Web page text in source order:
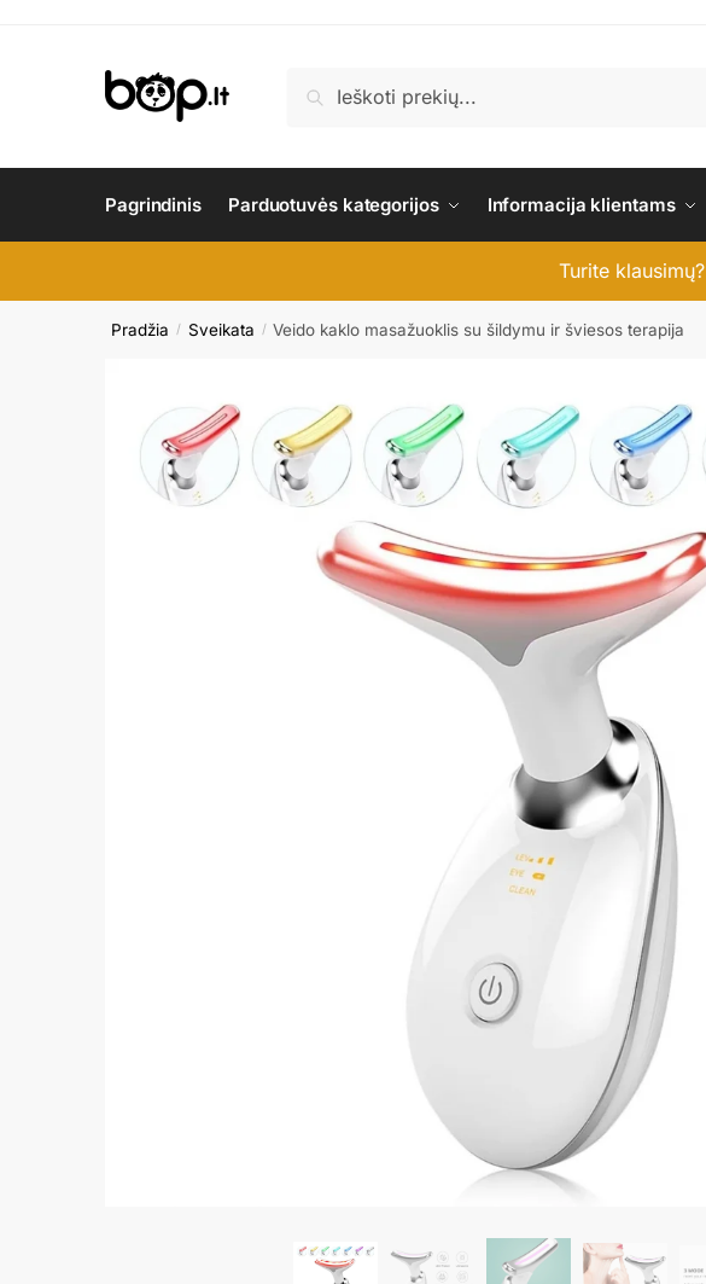
Ieškoti
Pagrindinis Parduotuvės kategorijos Informacija klientams
Turite klausimų?
Pradžia / Sveikata / Veido kaklo masažuoklis su šildymu ir šviesos terapija